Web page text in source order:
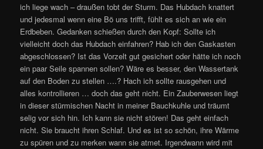
ich liege wach – draußen tobt der Sturm. Das Hubdach knattert
und jedesmal wenn eine Bö uns trifft, fühlt es sich an wie ein
Erdbeben. Gedanken schießen durch den Kopf: Sollte ich
vielleicht doch das Hubdach einfahren? Hab ich den Gaskasten
abgeschlossen? Ist das Vorzelt gut gesichert oder hätte ich noch
ein paar Seile spannen sollen? Wäre es besser, den Wassertank
auf den Boden zu stellen ….? Hach ich sollte rausgehen und
alles kontrollieren … doch das geht nicht. Ein Zauberwesen liegt
in dieser stürmischen Nacht in meiner Bauchkuhle und träumt
selig vor sich hin. Ich kann sie nicht stören! Das geht einfach
nicht. Sie braucht ihren Schlaf. Und es ist so schön, ihre Wärme
zu spüren und zu merken wann sie atmet. Irgendwann wird mit